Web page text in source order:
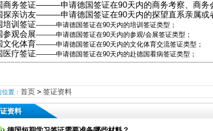
商务签证———申请德国签证在90天内的商务考察、商务
探亲访友———申请德国签证在90天内的探望直系亲属或
培训签证———申请德国签证在90天内的培训签证类型；
参观会展———申请德国签证在90天内的参观/会展签证类型；
文化体育———申请德国签证在90天内的文化体育交流签证类型；
医疗签证———申请德国签证在90天内的赴德国看病签证类型；
位置： 首页> 签证资料
资料